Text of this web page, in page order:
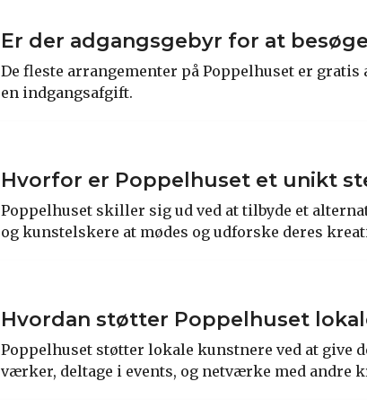
Er der adgangsgebyr for at
De fleste arrangementer på Poppelhuset er gratis
en indgangsafgift.
Hvorfor er Poppelhuset et unikt
Poppelhuset skiller sig ud ved at tilbyde et
og kunstelskere at mødes og udforske deres
Hvordan støtter Poppelhuset
Poppelhuset støtter lokale kunstnere ved at give
værker, deltage i events, og netværke med andre